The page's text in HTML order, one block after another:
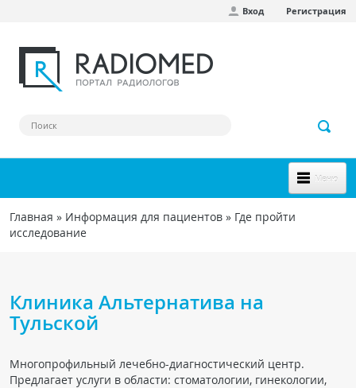
Вход Регистрация
Меню
НОВОЕ НА САЙТЕ
СООБЩЕСТВО
Форум
Наш сборник ссылок
Чат RADIOMED
Вы здесь
Главная » Информация для пациентов » Где пройти
исследование
Клиника Альтернатива на
Тульской
Многопрофильный лечебно-диагностический центр.
Предлагает услуги в области: стоматологии, гинекологии,